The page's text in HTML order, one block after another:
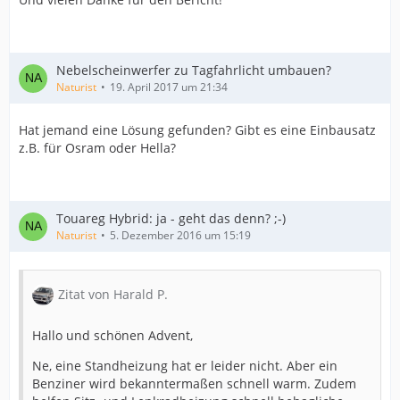
Nebelscheinwerfer zu Tagfahrlicht umbauen?
Naturist 19. April 2017 um 21:34
Hat jemand eine Lösung gefunden? Gibt es eine Einbausatz
z.B. für Osram oder Hella?
Touareg Hybrid: ja - geht das denn? ;-)
Naturist 5. Dezember 2016 um 15:19
Zitat von Harald P.
Hallo und schönen Advent,
Ne, eine Standheizung hat er leider nicht. Aber ein
Benziner wird bekanntermaßen schnell warm. Zudem